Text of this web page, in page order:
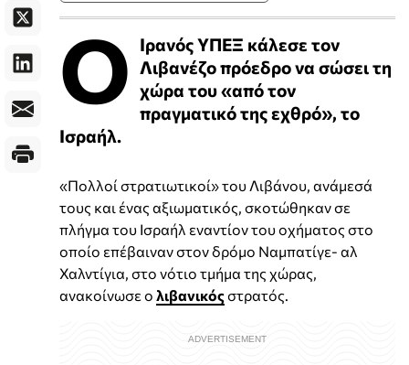
Ο Ιρανός ΥΠΕΞ κάλεσε τον
Λιβανέζο πρόεδρο να σώσει τη
χώρα του «από τον
πραγματικό της εχθρό», το
Ισραήλ.
«Πολλοί στρατιωτικοί» του Λιβάνου, ανάμεσά
τους και ένας αξιωματικός, σκοτώθηκαν σε
πλήγμα του Ισραήλ εναντίον του οχήματος στο
οποίο επέβαιναν στον δρόμο Ναμπατίγε- αλ
Χαλντίγια, στο νότιο τμήμα της χώρας,
ανακοίνωσε ο λιβανικόςστρατός.